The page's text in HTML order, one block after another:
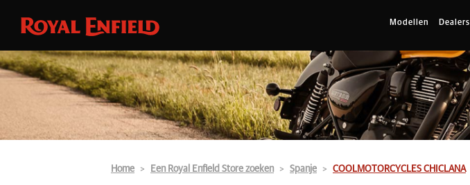
Modellen Dealers
Home Een Royal Enfield Store zoeken Spanje COOLMOTORCYCLES CHICLANA